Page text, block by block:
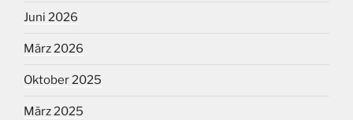
Juni 2026
März 2026
Oktober 2025
März 2025